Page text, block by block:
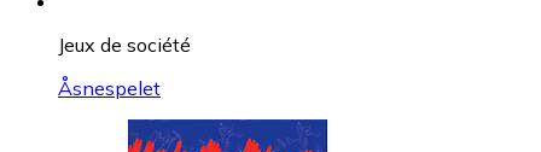
Jeux de société
Åsnespelet